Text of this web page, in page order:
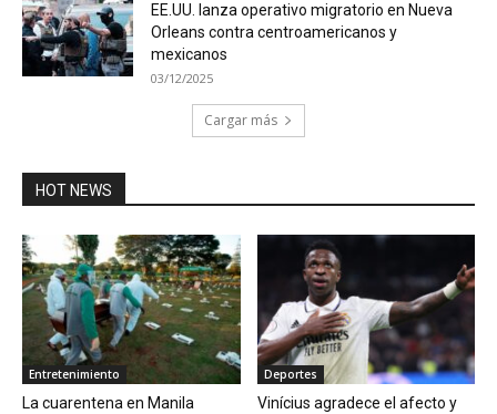
EE.UU. lanza operativo migratorio en Nueva
Orleans contra centroamericanos y
mexicanos
03/12/2025
Cargar más
HOT NEWS
Entretenimiento
La cuarentena en Manila
Deportes
Vinícius agradece el afecto y